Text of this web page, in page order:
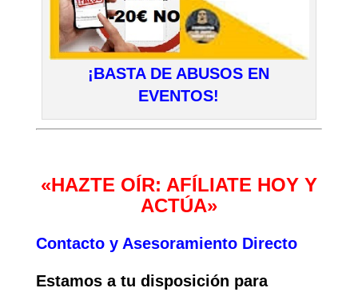
¡BASTA DE ABUSOS EN
EVENTOS!
«HAZTE OÍR: AFÍLIATE HOY Y
ACTÚA»
Contacto y Asesoramiento Directo
Estamos a tu disposición para